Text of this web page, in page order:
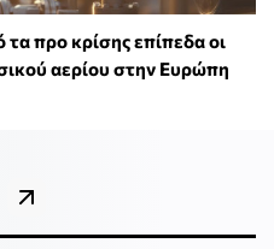
προ κρίσης επίπεδα οι
αερίου στην Ευρώπη